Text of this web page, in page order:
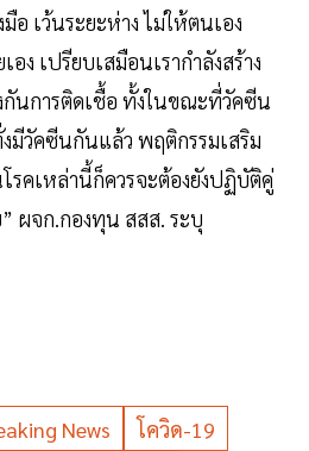
อ เว้นระยะห่าง ไม่ให้ตนเอง
อง เปรียบเสมือนเรากำลังสร้าง
นการติดเชื้อ ทั้งในขณะที่วัคซีน
มีวัคซีนกันแล้ว พฤติกรรมเสริม
รคเหล่านี้ก็ควรจะต้องยังปฏิบัติคู่
ผจก.กองทุน สสส. ระบุ
News
โควิด-19